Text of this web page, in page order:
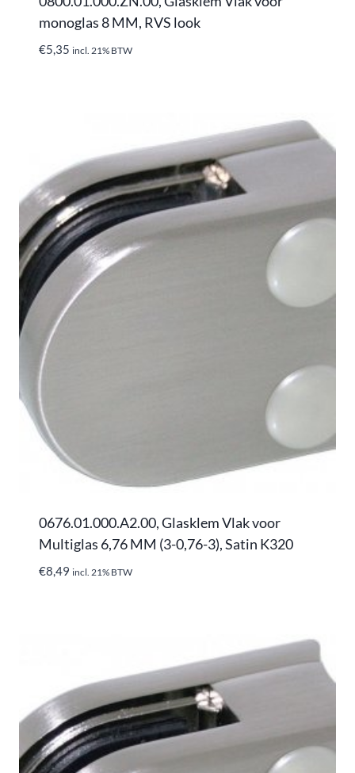
monoglas 8 MM, RVS look
€5,35 incl. 21% BTW
0676.01.000.A2.00, Glasklem Vlak voor
Multiglas 6,76 MM (3-0,76-3), Satin K320
€8,49 incl. 21% BTW